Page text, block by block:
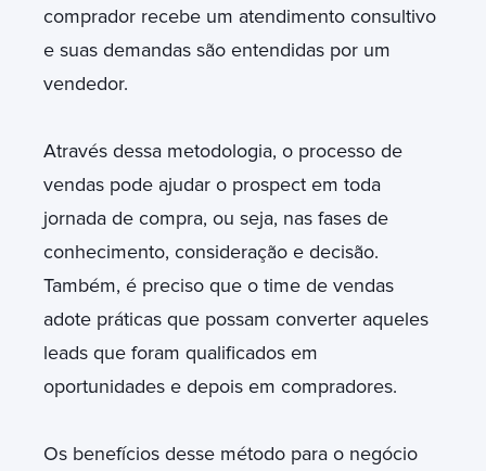
comprador recebe um atendimento consultivo
e suas demandas são entendidas por um
vendedor.
Através dessa metodologia, o processo de
vendas pode ajudar o prospect em toda
jornada de compra, ou seja, nas fases de
conhecimento, consideração e decisão.
Também, é preciso que o time de vendas
adote práticas que possam converter aqueles
leads que foram qualificados em
oportunidades e depois em compradores.
Os benefícios desse método para o negócio